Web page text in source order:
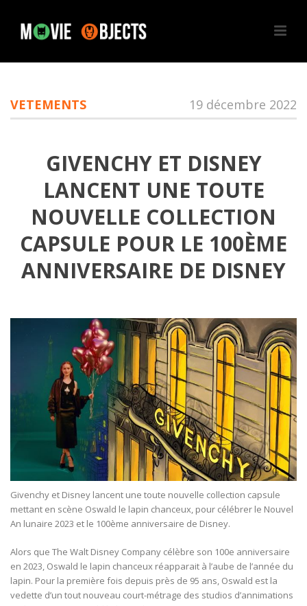
VETEMENTS 19 décembre 2022
GIVENCHY ET DISNEY
LANCENT UNE TOUTE
NOUVELLE COLLECTION
CAPSULE POUR LE 100ÈME
ANNIVERSAIRE DE DISNEY
Givenchy et Disney lancent une toute nouvelle collection capsule
mettant en scène Oswald le lapin chanceux, pour célébrer le Nouvel
An lunaire 2023 et le 100ème anniversaire de Disney.
Alors que The Walt Disney Company célèbre son 100e anniversaire
en 2023, Oswald le lapin chanceux réapparait à l’aube de l’année du
lapin. Pour la première fois depuis près de 95 ans, Oswald est la
vedette d’un tout nouveau court-métrage des studios d’annimations